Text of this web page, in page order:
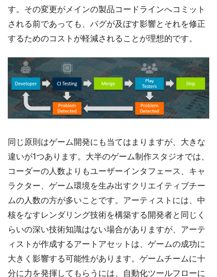
す。その変更がメインの製品コードラインへコミット
される前であっても、バグが及ぼす影響とそれを修正
するためのコストが軽減されることが理想的です。
同じ原則はゲーム開発にも当てはまりますが、大きな
違いが1つあります。大半のゲーム制作スタジオでは、
コーダーの人数よりもユーザーインタフェース、キャ
ラクター、ゲーム環境を生み出すクリエイティブチー
ムの人数の方が多いことです。アーティストには、中
核をなすレンダリング技術を構築する開発者と同じく
らいの深い技術知識はない場合がありますが、アーテ
ィストが作成するアートアセットは、ゲームの成功に
大きく影響する可能性があります。ゲームチームに十
分に力を発揮してもらうには、自動化ツールフローに